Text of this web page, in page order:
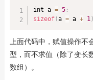
int a = 5;
sizeof(a = a + 1)
上面代码中，赋值操作
型，而不求值（除了变长
数组）。